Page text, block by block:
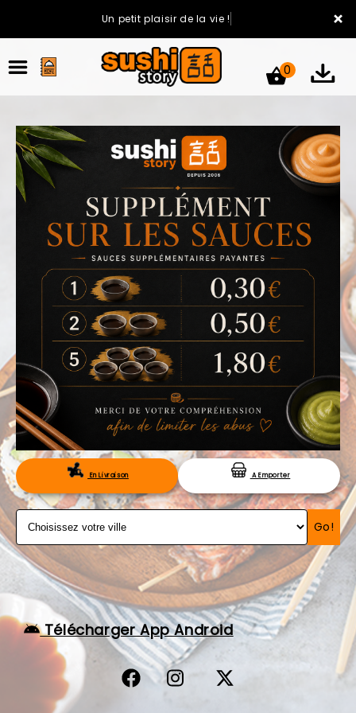
×
Un petit plaisir de la vie !
ACCUEIL
LA CARTE
VOTRE COMPTE
NOTRE RESTAURANT
VOS AVIS
MENTIONS LÉGALES
C.G.V
RÉSERVATION
0
En Livraison A Emporter
Go!
Télécharger App Android